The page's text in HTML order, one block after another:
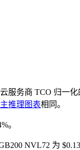
云服务商 TCO 归
主推理图表相同。
。
NVL72 为